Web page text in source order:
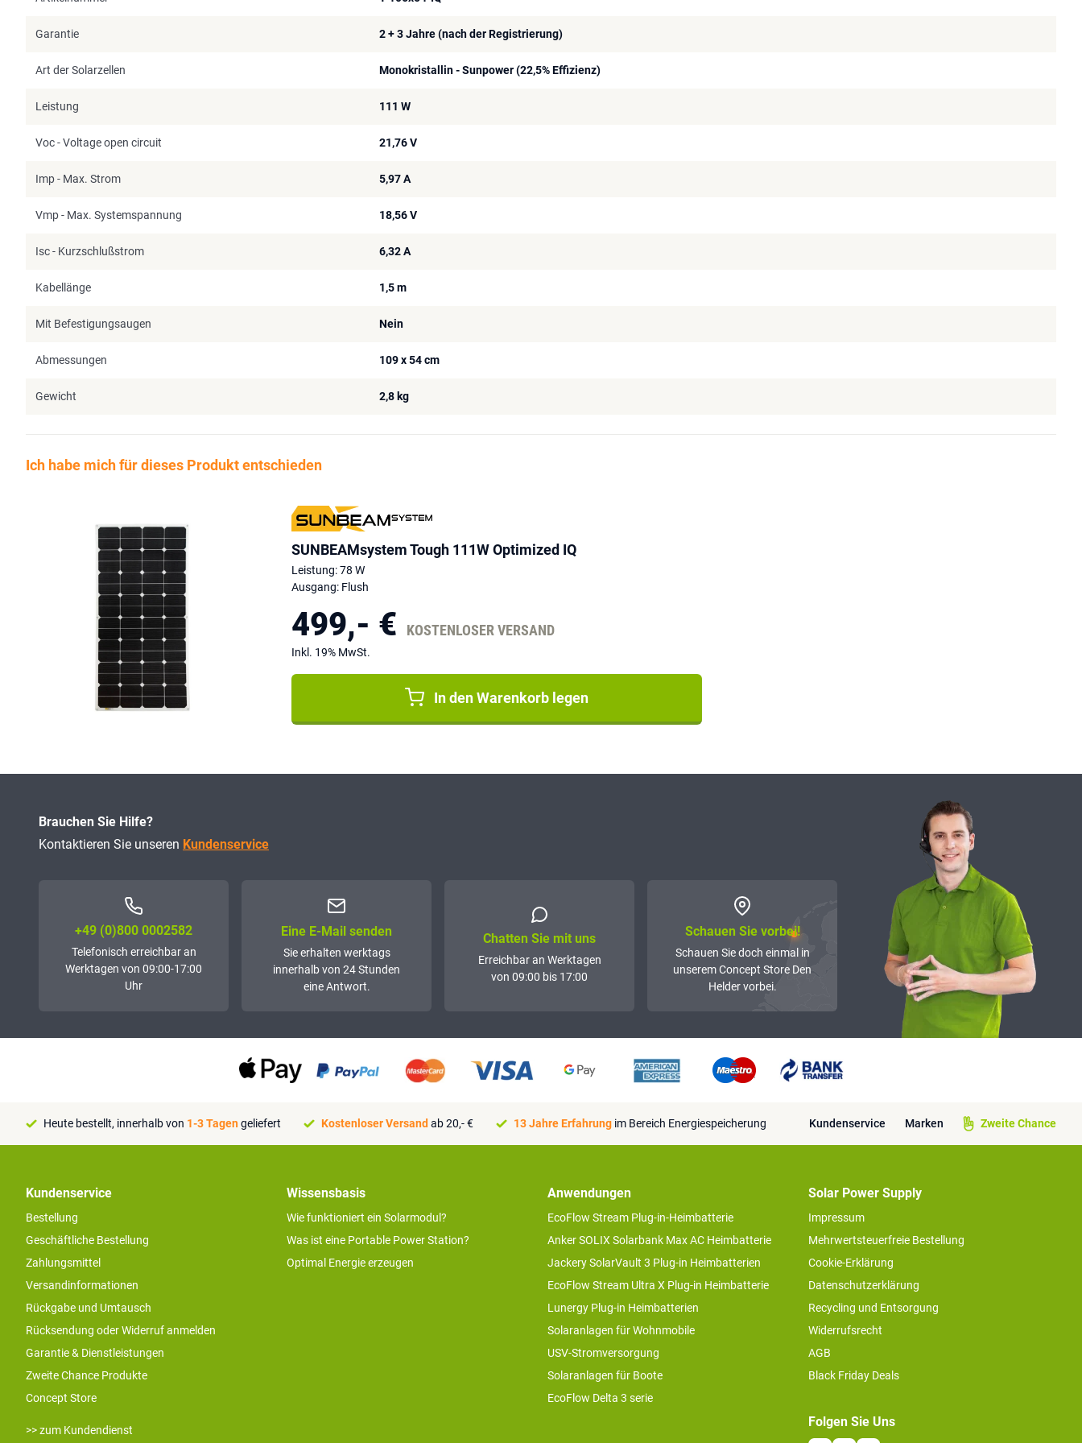
Garantie 2 + 3 Jahre (nach der Registrierung)
Art der Solarzellen Monokristallin - Sunpower (22,5% Effizienz)
Leistung 111 W
Voc - Voltage open circuit 21,76 V
Imp - Max. Strom 5,97 A
Vmp - Max. Systemspannung 18,56 V
Isc - Kurzschlußstrom 6,32 A
Kabellänge 1,5 m
Mit Befestigungsaugen Nein
Abmessungen 109 x 54 cm
Gewicht 2,8 kg
Ich habe mich für dieses Produkt entschieden
SUNBEAMsystem Tough 111W Optimized IQ
Leistung: 78 W
Ausgang: Flush
499,- € KOSTENLOSER VERSAND
Inkl. 19% MwSt.
In den Warenkorb legen
Brauchen Sie Hilfe?
Kontaktieren Sie unseren Kundenservice
+49 (0)800 0002582
Telefonisch erreichbar an
Werktagen von 09:00-17:00
Uhr
Eine E-Mail senden
Sie erhalten werktags
innerhalb von 24 Stunden
eine Antwort.
Chatten Sie mit uns
Erreichbar an Werktagen
von 09:00 bis 17:00
Schauen Sie vorbei!
Schauen Sie doch einmal in
unserem Concept Store Den
Helder vorbei.
Heute bestellt, innerhalb von 1-3 Tagengeliefert Kostenloser Versand ab 20,- € 13 Jahre Erfahrung im Bereich Energiespeicherung Kundenservice Marken Zweite Chance
Kundenservice
Bestellung
Geschäftliche Bestellung
Zahlungsmittel
Versandinformationen
Rückgabe und Umtausch
Rücksendung oder Widerruf anmelden
Garantie & Dienstleistungen
Zweite Chance Produkte
Concept Store
>> zum Kundendienst
Wissensbasis
Wie funktioniert ein Solarmodul?
Was ist eine Portable Power Station?
Optimal Energie erzeugen
Anwendungen
EcoFlow Stream Plug-in-Heimbatterie
Anker SOLIX Solarbank Max AC Heimbatterie
Jackery SolarVault 3 Plug-in Heimbatterien
EcoFlow Stream Ultra X Plug-in Heimbatterie
Lunergy Plug-in Heimbatterien
Solaranlagen für Wohnmobile
USV-Stromversorgung
Solaranlagen für Boote
EcoFlow Delta 3 serie
Solar Power Supply
Impressum
Mehrwertsteuerfreie Bestellung
Cookie-Erklärung
Datenschutzerklärung
Recycling und Entsorgung
Widerrufsrecht
AGB
Black Friday Deals
Folgen Sie Uns